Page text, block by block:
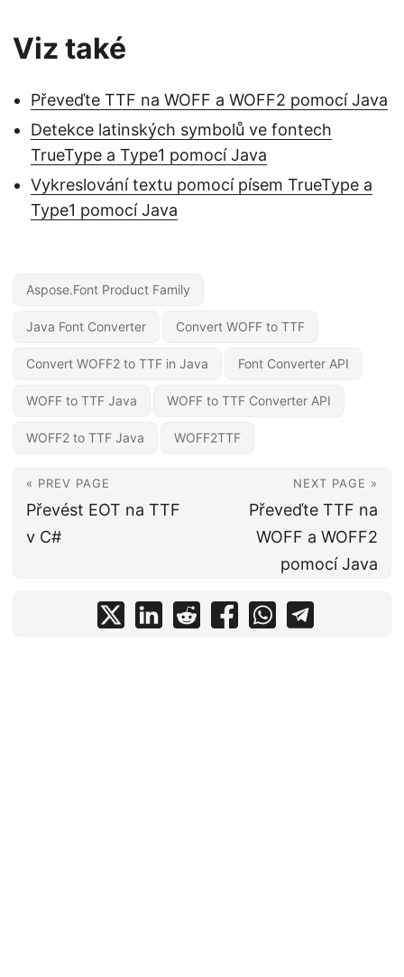
Viz také
Převeďte TTF na WOFF a WOFF2 pomocí Java
Detekce latinských symbolů ve fontech
TrueType a Type1 pomocí Java
Vykreslování textu pomocí písem TrueType a
Type1 pomocí Java
Aspose.Font Product Family
Java Font Converter Convert WOFF to TTF
Convert WOFF2 to TTF in Java Font Converter API
WOFF to TTF Java WOFF to TTF Converter API
WOFF2 to TTF Java WOFF2TTF
« PREV PAGE
Převést EOT na TTF
v C#
NEXT PAGE »
Převeďte TTF na
WOFF a WOFF2
pomocí Java